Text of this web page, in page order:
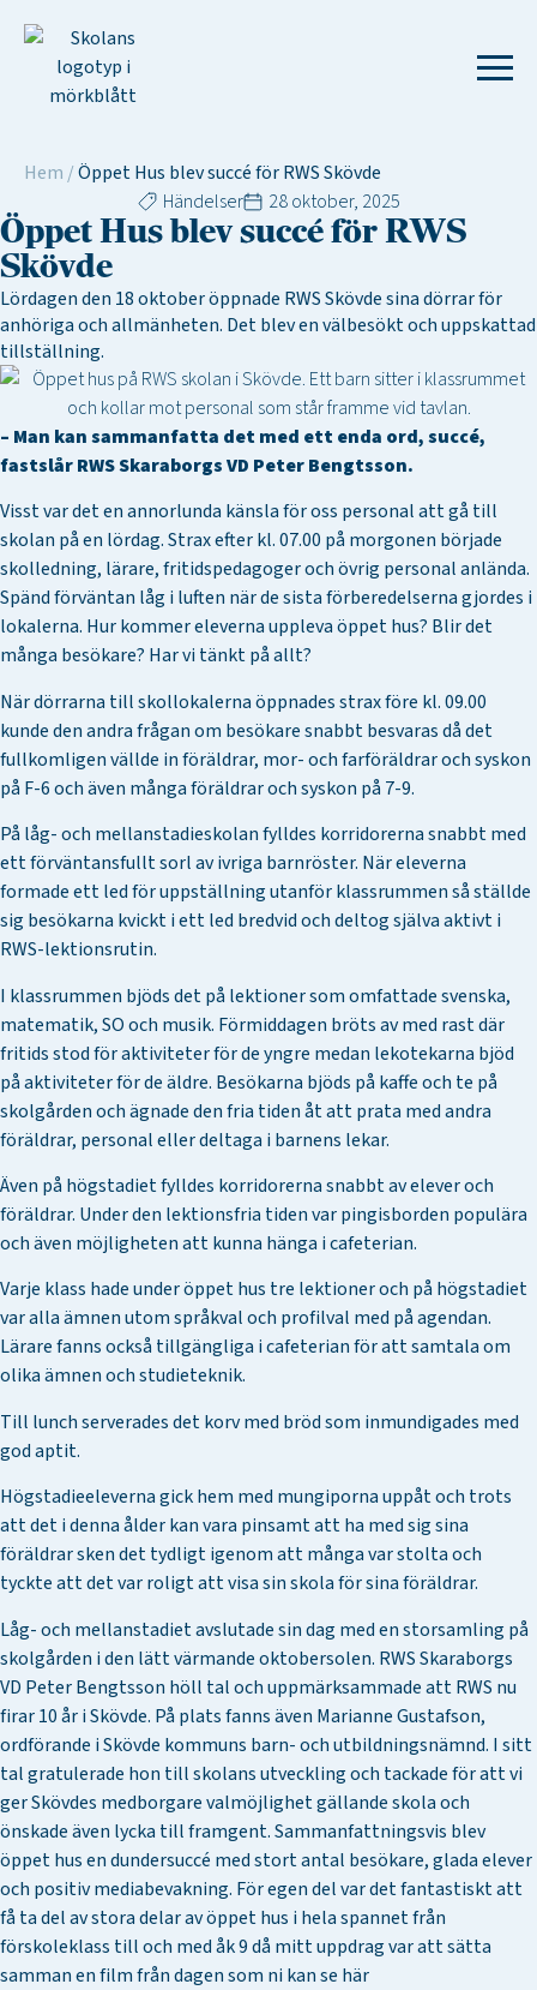
Hem /Öppet Hus blev succé för RWS Skövde
Händelser
28 oktober, 2025
Öppet Hus blev succé för RWS
Skövde
Lördagen den 18 oktober öppnade RWS Skövde sina dörrar för
anhöriga och allmänheten. Det blev en välbesökt och uppskattad
tillställning.
– Man kan sammanfatta det med ett enda ord, succé,
fastslår RWS Skaraborgs VD Peter Bengtsson.
Visst var det en annorlunda känsla för oss personal att gå till
skolan på en lördag. Strax efter kl. 07.00 på morgonen började
skolledning, lärare, fritidspedagoger och övrig personal anlända.
Spänd förväntan låg i luften när de sista förberedelserna gjordes i
lokalerna. Hur kommer eleverna uppleva öppet hus? Blir det
många besökare? Har vi tänkt på allt?
När dörrarna till skollokalerna öppnades strax före kl. 09.00
kunde den andra frågan om besökare snabbt besvaras då det
fullkomligen vällde in föräldrar, mor- och farföräldrar och syskon
på F-6 och även många föräldrar och syskon på 7-9.
På låg- och mellanstadieskolan fylldes korridorerna snabbt med
ett förväntansfullt sorl av ivriga barnröster. När eleverna
formade ett led för uppställning utanför klassrummen så ställde
sig besökarna kvickt i ett led bredvid och deltog själva aktivt i
RWS-lektionsrutin.
I klassrummen bjöds det på lektioner som omfattade svenska,
matematik, SO och musik. Förmiddagen bröts av med rast där
fritids stod för aktiviteter för de yngre medan lekotekarna bjöd
på aktiviteter för de äldre. Besökarna bjöds på kaffe och te på
skolgården och ägnade den fria tiden åt att prata med andra
föräldrar, personal eller deltaga i barnens lekar.
Även på högstadiet fylldes korridorerna snabbt av elever och
föräldrar. Under den lektionsfria tiden var pingisborden populära
och även möjligheten att kunna hänga i cafeterian.
Varje klass hade under öppet hus tre lektioner och på högstadiet
var alla ämnen utom språkval och profilval med på agendan.
Lärare fanns också tillgängliga i cafeterian för att samtala om
olika ämnen och studieteknik.
Till lunch serverades det korv med bröd som inmundigades med
god aptit.
Högstadieeleverna gick hem med mungiporna uppåt och trots
att det i denna ålder kan vara pinsamt att ha med sig sina
föräldrar sken det tydligt igenom att många var stolta och
tyckte att det var roligt att visa sin skola för sina föräldrar.
Låg- och mellanstadiet avslutade sin dag med en storsamling på
skolgården i den lätt värmande oktobersolen. RWS Skaraborgs
VD Peter Bengtsson höll tal och uppmärksammade att RWS nu
firar 10 år i Skövde. På plats fanns även Marianne Gustafson,
ordförande i Skövde kommuns barn- och utbildningsnämnd. I sitt
tal gratulerade hon till skolans utveckling och tackade för att vi
ger Skövdes medborgare valmöjlighet gällande skola och
önskade även lycka till framgent. Sammanfattningsvis blev
öppet hus en dundersuccé med stort antal besökare, glada elever
och positiv mediabevakning. För egen del var det fantastiskt att
få ta del av stora delar av öppet hus i hela spannet från
förskoleklass till och med åk 9 då mitt uppdrag var att sätta
samman en film från dagen som ni kanse här